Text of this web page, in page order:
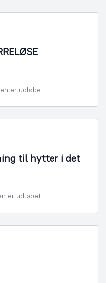
er udløbet
til hytter i det
er udløbet